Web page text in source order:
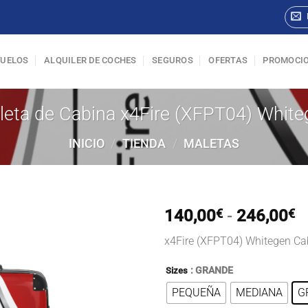
ALQUILER DE COCHES SEGUROS OFERTAS
de Cabina x4Fire (XFPT04)
INICIO / TIENDA / MALETAS
140,00€ - 246,00€
x4Fire (XFPT04) Whitegen
Sizes : GRANDE
PEQUEÑA MEDIANA